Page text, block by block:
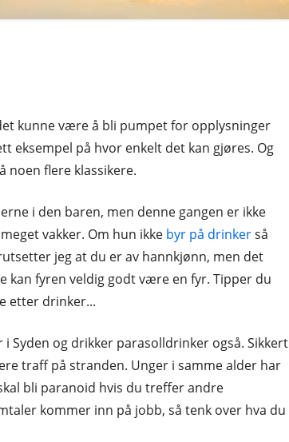
kunne være å bli pumpet for opplysninger
eksempel på hvor enkelt det kan gjøres. Og
noen flere klassikere.
i den baren, men denne gangen er ikke
vakker. Om hun ikke byr på drinkerså
jeg at du er av hannkjønn, men det
kan fyren veldig godt være en fyr. Tipper du
etter drinker...
Syden og drikker parasolldrinker også. Sikkert
traff på stranden. Unger i samme alder har
bli paranoid hvis du treffer andre
kommer inn på jobb, så tenk over hva du